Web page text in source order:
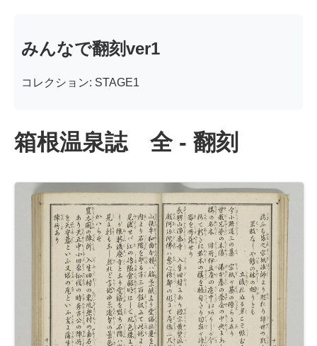
みんなで翻刻ver1
コレクション: STAGE1
箱根温泉誌 全 - 翻刻